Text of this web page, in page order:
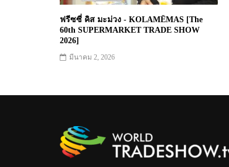
ฟรีซซี่ คิส มะม่วง - KOLAMĒMAS [The
60th SUPERMARKET TRADE SHOW
2026]
มีนาคม 2, 2026